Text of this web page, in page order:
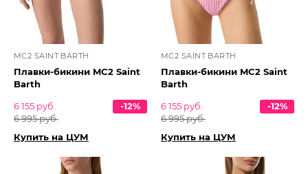
MC2 SAINT BARTH
Плавки-бикини MC2 Saint
Barth
6 155 руб.
6 995 руб.
-12%
Купить на ЦУМ
MC2 SAINT BARTH
Плавки-бикини MC2 Saint
Barth
6 155 руб.
6 995 руб.
-12%
Купить на ЦУМ